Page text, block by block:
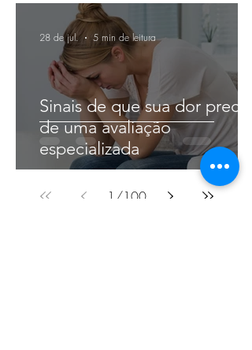
Sinais de que sua dor precisa
de uma avaliação
especializada
28 de jul. 5 min de leitura
1 /100